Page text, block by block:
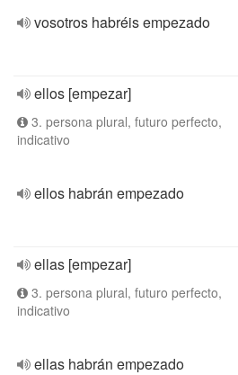
vosotros habréis empezado
ellos [empezar]
3. persona plural, futuro perfecto,
indicativo
ellos habrán empezado
ellas [empezar]
3. persona plural, futuro perfecto,
indicativo
ellas habrán empezado